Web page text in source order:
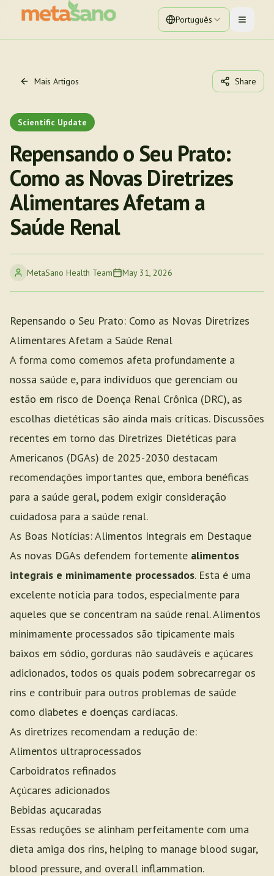
Português Toggle
Mais Artigos Share
Scientific Update
Repensando o Seu Prato:
Como as Novas Diretrizes
Alimentares Afetam a
Saúde Renal
MetaSano Health Team May 31, 2026
Repensando o Seu Prato: Como as Novas Diretrizes
Alimentares Afetam a Saúde Renal
A forma como comemos afeta profundamente a
nossa saúde e, para indivíduos que gerenciam ou
estão em risco de Doença Renal Crônica (DRC), as
escolhas dietéticas são ainda mais críticas. Discussões
recentes em torno das Diretrizes Dietéticas para
Americanos (DGAs) de 2025-2030 destacam
recomendações importantes que, embora benéficas
para a saúde geral, podem exigir consideração
cuidadosa para a saúde renal.
As Boas Notícias: Alimentos Integrais em Destaque
As novas DGAs defendem fortemente alimentos
integrais e minimamente processados. Esta é uma
excelente notícia para todos, especialmente para
aqueles que se concentram na saúde renal. Alimentos
minimamente processados são tipicamente mais
baixos em sódio, gorduras não saudáveis e açúcares
adicionados, todos os quais podem sobrecarregar os
rins e contribuir para outros problemas de saúde
como diabetes e doenças cardíacas.
As diretrizes recomendam a redução de:
Alimentos ultraprocessados
Carboidratos refinados
Açúcares adicionados
Bebidas açucaradas
Essas reduções se alinham perfeitamente com uma
dieta amiga dos rins, helping to manage blood sugar,
blood pressure, and overall inflammation.